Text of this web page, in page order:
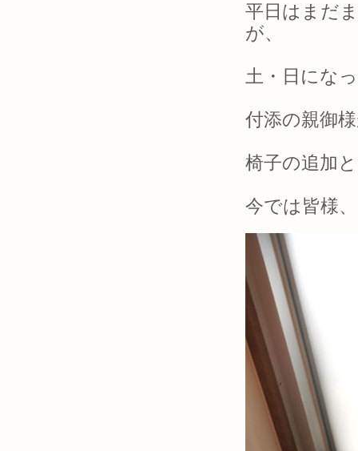
平日はまだ
が、
土・日にな
付添の親御
椅子の追加
今では皆様